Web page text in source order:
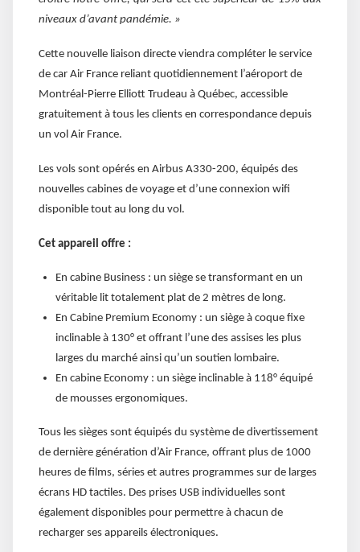
niveaux d’avant pandémie. »
Cette nouvelle liaison directe viendra compléter le service
de car Air France reliant quotidiennement l’aéroport de
Montréal-Pierre Elliott Trudeau à Québec, accessible
gratuitement à tous les clients en correspondance depuis
un vol Air France.
Les vols sont opérés en Airbus A330-200, équipés des
nouvelles cabines de voyage et d’une connexion wifi
disponible tout au long du vol.
Cet appareil offre :
En cabine Business : un siège se transformant en un
véritable lit totalement plat de 2 mètres de long.
En Cabine Premium Economy : un siège à coque fixe
inclinable à 130° et offrant l’une des assises les plus
larges du marché ainsi qu’un soutien lombaire.
En cabine Economy : un siège inclinable à 118° équipé
de mousses ergonomiques.
Tous les sièges sont équipés du système de divertissement
de dernière génération d’Air France, offrant plus de 1000
heures de films, séries et autres programmes sur de larges
écrans HD tactiles. Des prises USB individuelles sont
également disponibles pour permettre à chacun de
recharger ses appareils électroniques.